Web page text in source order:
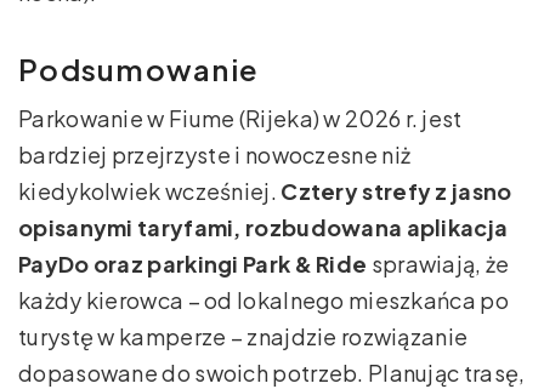
Podsumowanie
Parkowanie w Fiume (Rijeka) w 2026 r. jest
bardziej przejrzyste i nowoczesne niż
kiedykolwiek wcześniej. Cztery strefy z jasno
opisanymi taryfami, rozbudowana aplikacja
PayDo oraz parkingi Park & Ride sprawiają, że
każdy kierowca – od lokalnego mieszkańca po
turystę w kamperze – znajdzie rozwiązanie
dopasowane do swoich potrzeb. Planując trasę,